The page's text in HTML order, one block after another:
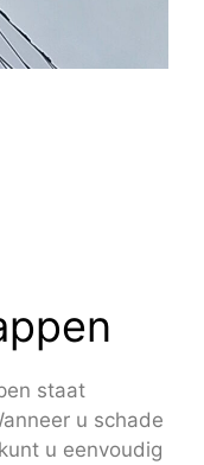
staat
u schade
u eenvoudig